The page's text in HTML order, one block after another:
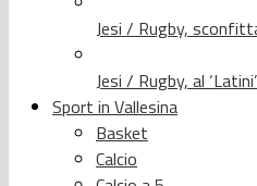
Jesi / Rugby,
Jesi / Rugby, al
Sport in Vallesina
Basket
Calcio